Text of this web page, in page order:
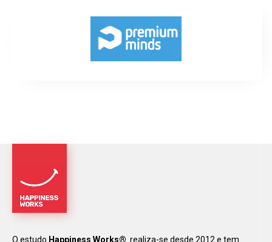
O estudo Happiness Works® realiza-se desde 2012 e tem